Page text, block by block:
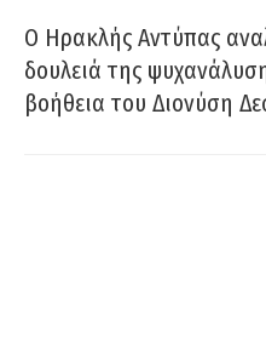
Ο Ηρακλής Αντύπας
δουλειά της
βοήθεια του Διονύση